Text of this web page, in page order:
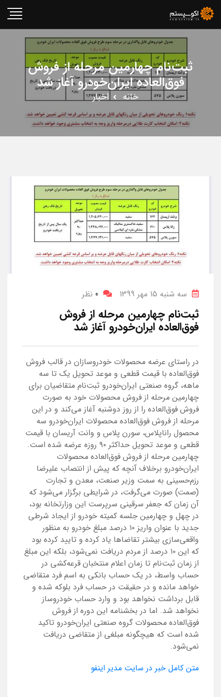
ثبت‌نام چهارمین مرحله از فروش
فوق‌العاده ایران‌خودرو آغاز شد
خانه اخبار
سه شنبه 15 مهر 1399 0 نظر
ثبت‌نام چهارمین مرحله از فروش
فوق‌العاده ایران‌خودرو آغاز شد
در راستای عرضه محصولات خودروسازان در قالب فروش
فوق‌العاده‌ با قیمت قطعی و موعد تحویل یک تا سه
ماهه، گروه صنعتی ایران‌خودرو ثبت‌نام متقاضیان برای
چهارمین مرحله از فروش محصولات خود به صورت
فروش فوق‌العاده‌ را از روز دوشنبه‌ آغاز می‌کند و در این
مرحله از فروش فوق‌العاده محصولات ایران‌خودرو سه
محصول راناپلاس، سورن پلاس و وانت آریسان با قیمت
قطعی و موعد تحویل حداکثر ۹۰ روزه عرضه شده است.
چهارمین مرحله از فروش فوق‌العاده محصولات
ایران‌خودرو برخلاف آنچه که پیش از انتصاب علیرضا
رزم‌حسینی به سمت وزیر صنعت، معدن و تجارت
(صمت) صورت می‌گرفت، در شرایطی برگزار می‌شود که
آن زمان که جعفر سرقینی سرپرست این وزارتخانه بود،
در چهل و چهارمین جلسه کمیته خودرو از ایجاد شرطی
جدید با عنوان واریز ۱۰ درصد مبلغ خودرو به منظور
واقعی‌سازی بیشتر تقاضاها یاد کرده و تایید کرده بود
که این ۱۰ درصد از مردم دریافت نمی‌شود، بلکه این مبلغ
از زمان ثبت‌نام تا زمان اعلام منتخبان قرعه‌کشی در
حساب واسط، در یک حساب بانکی به اسم فرد متقاضی
خواهد مانده و در حقیقت در حساب فرد بلوکه شده و
قابل برداشت نخواهد بود و وارد حساب خودروساز
نخواهد شد. اما در بخشنامه این دوره از فروش
فوق‌العاده محصولات گروه صنعتی ایران‌خودرو تاکید
شده است که هیچگونه مبلغی از متقاضی دریافت
نمی‌شود.
متن کامل خبر در سایت مدیر اینفو